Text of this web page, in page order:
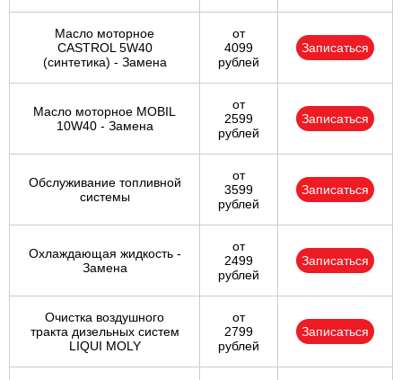
Масло моторное
CASTROL 5W40
(синтетика) - Замена
от
4099
рублей
Записаться
Масло моторное MOBIL
10W40 - Замена
от
2599
рублей
Записаться
Обслуживание топливной
системы
от
3599
рублей
Записаться
Охлаждающая жидкость -
Замена
от
2499
рублей
Записаться
Очистка воздушного
тракта дизельных систем
LIQUI MOLY
от
2799
рублей
Записаться